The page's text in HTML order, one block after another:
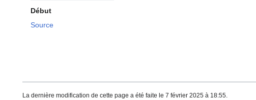
Début
Source
La dernière modification de cette page a été faite le 7 février 2025 à 18:55.